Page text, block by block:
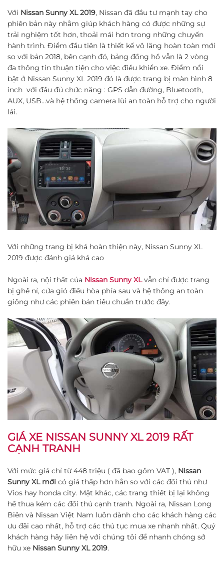
Với Nissan Sunny XL 2019, Nissan đã đầu tư mạnh tay cho
phiên bản này nhằm giúp khách hàng có được những sự
trải nghiệm tốt hơn, thoải mái hơn trong những chuyến
hành trình. Điểm đầu tiên là thiết kế vô lăng hoàn toàn mới
so với bản 2018, bên cạnh đó, bảng đồng hồ vẫn là 2 vòng
đa thông tin thuận tiện cho việc điều khiển xe. Điểm nổi
bật ở Nissan Sunny XL 2019 đó là được trang bị màn hình 8
inch với đầu đủ chức năng : GPS dẫn đường, Bluetooth,
AUX, USB…và hệ thống camera lùi an toàn hỗ trợ cho người
lái.
Với những trang bị khá hoàn thiện này, Nissan Sunny XL
2019 được đánh giá khá cao
Ngoài ra, nội thất của Nissan Sunny XLvẫn chỉ được trang
bị ghế nỉ, cửa gió điều hòa phía sau và hệ thống an toàn
giống như các phiên bản tiêu chuẩn trước đây.
GIÁ XE NISSAN SUNNY XL 2019 RẤT
CẠNH TRANH
Với mức giá chỉ từ 448 triệu ( đã bao gồm VAT ), Nissan
Sunny XL mới có giá thấp hơn hẳn so với các đối thủ như
Vios hay honda city. Mặt khác, các trang thiết bị lại không
hề thua kém các đối thủ cạnh tranh. Ngoài ra, Nissan Long
Biên và Nissan Việt Nam luôn dành cho các khách hàng các
ưu đãi cao nhất, hỗ trợ các thủ tục mua xe nhanh nhất. Quý
khách hàng hãy liên hệ với chúng tôi để nhanh chóng sở
hữu xe Nissan Sunny XL 2019.